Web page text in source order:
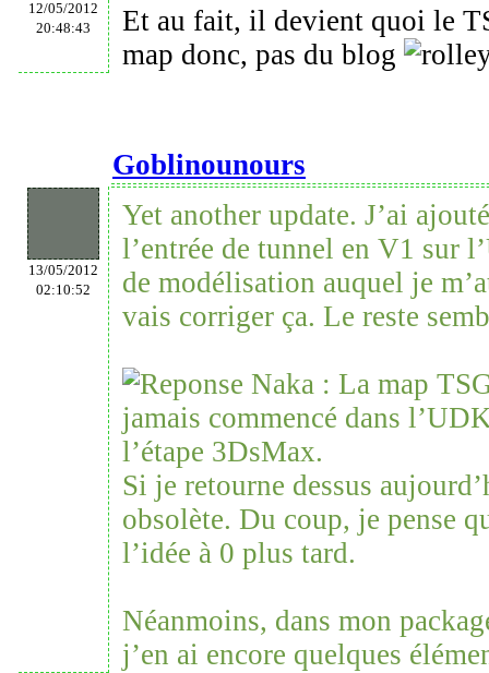
12/05/2012
20:48:43
Et au fait, il devient quoi le
map donc, pas du blog
Goblinounours
13/05/2012
02:10:52
Yet another update. J’ai
l’entrée de tunnel en V1 sur
de modélisation auquel je
vais corriger ça. Le reste
Naka : La map
jamais commencé dans
l’étape 3DsMax.
Si je retourne dessus
obsolète. Du coup, je pense
l’idée à 0 plus tard.
Néanmoins, dans mon
j’en ai encore quelques